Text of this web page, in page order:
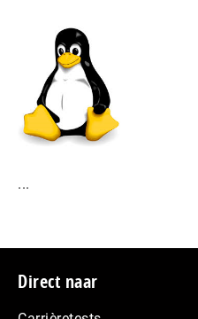
...
Footer
Direct naar